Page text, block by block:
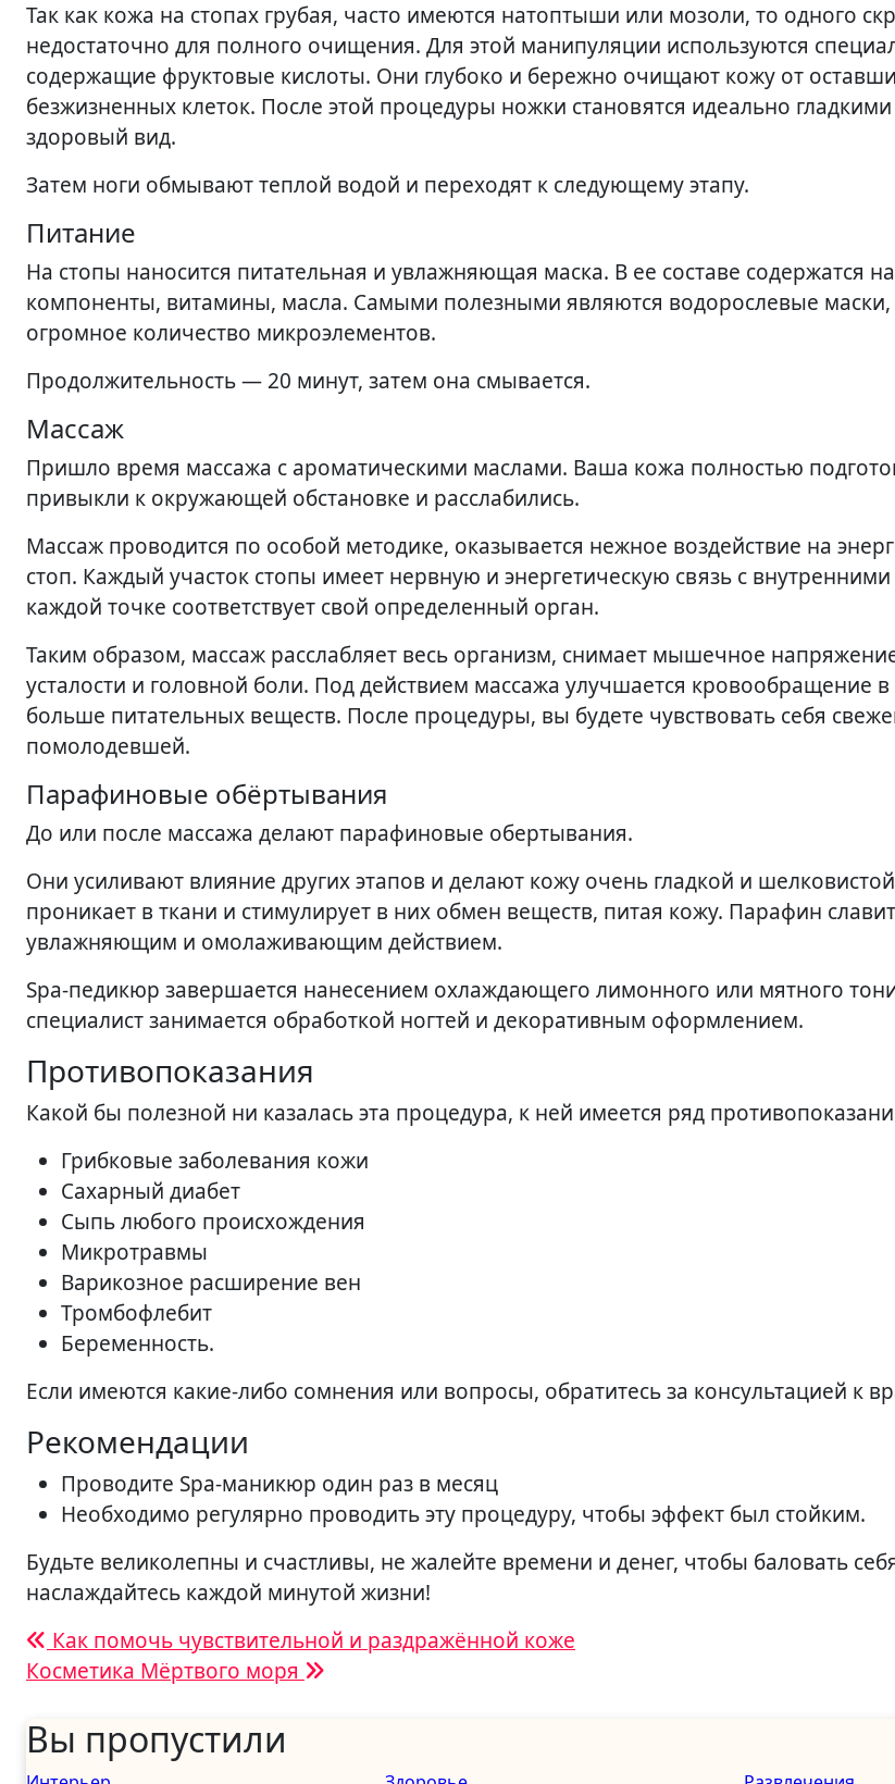
Так как кожа на стопах грубая, часто имеются натоптыши или мозоли, то одного
недостаточно для полного очищения. Для этой манипуляции используются
содержащие фруктовые кислоты. Они глубоко и бережно очищают кожу от
безжизненных клеток. После этой процедуры ножки становятся идеально
здоровый вид.
Затем ноги обмывают теплой водой и переходят к следующему этапу.
Питание
На стопы наносится питательная и увлажняющая маска. В ее составе содержатся
компоненты, витамины, масла. Самыми полезными являются водорослевые маски,
огромное количество микроэлементов.
Продолжительность — 20 минут, затем она смывается.
Массаж
Пришло время массажа с ароматическими маслами. Ваша кожа полностью
привыкли к окружающей обстановке и расслабились.
Массаж проводится по особой методике, оказывается нежное воздействие на
стоп. Каждый участок стопы имеет нервную и энергетическую связь с
каждой точке соответствует свой определенный орган.
Таким образом, массаж расслабляет весь организм, снимает мышечное
усталости и головной боли. Под действием массажа улучшается кровообращение в
больше питательных веществ. После процедуры, вы будете чувствовать себя
помолодевшей.
Парафиновые обёртывания
До или после массажа делают парафиновые обертывания.
Они усиливают влияние других этапов и делают кожу очень гладкой и
проникает в ткани и стимулирует в них обмен веществ, питая кожу. Парафин
увлажняющим и омолаживающим действием.
Spa-педикюр завершается нанесением охлаждающего лимонного или мятного
специалист занимается обработкой ногтей и декоративным оформлением.
Противопоказания
Какой бы полезной ни казалась эта процедура, к ней имеется ряд
Грибковые заболевания кожи
Сахарный диабет
Сыпь любого происхождения
Микротравмы
Варикозное расширение вен
Тромбофлебит
Беременность.
Если имеются какие-либо сомнения или вопросы, обратитесь за консультацией к
Рекомендации
Проводите Spa-маникюр один раз в месяц
Необходимо регулярно проводить эту процедуру, чтобы эффект был стойким.
Будьте великолепны и счастливы, не жалейте времени и денег, чтобы баловать
наслаждайтесь каждой минутой жизни!
Навигация
по
записям
Как помочь чувствительной и раздражённой коже
Косметика Мёртвого моря
Вы пропустили